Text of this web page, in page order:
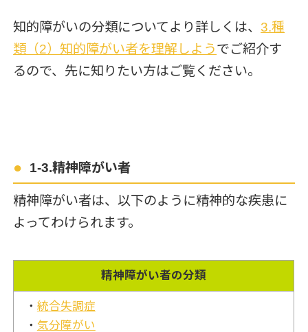
知的障がいの分類についてより詳しくは、3.種
類（2）知的障がい者を理解 しようでご紹介す
るので、先に知りたい方はご覧ください。
1-3.精神障がい者
精神障がい者は、以下のように精神的な疾患に
よってわけられます。
精神障がい者の分類
・ 統合失調症
・ 気分障がい